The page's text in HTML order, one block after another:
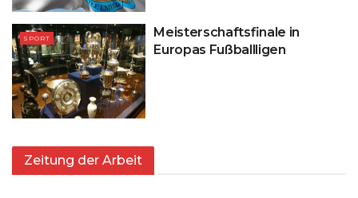
SPORT
Meisterschaftsfinale in
Europas Fußballligen
Zeitung der Arbeit